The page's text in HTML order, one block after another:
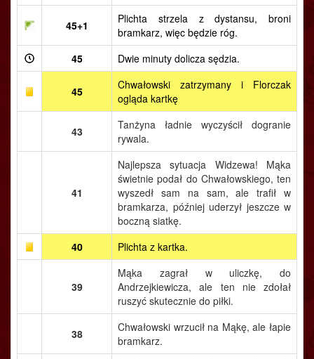
45+1
Plichta strzela z dystansu, broni
bramkarz, więc będzie róg.
45
Dwie minuty dolicza sędzia.
45
Chwałowski zatrzymany i Florczak
ogląda kartkę
43
Tanżyna ładnie wyczyścił dogranie
rywala.
41
Najlepsza sytuacja Widzewa! Mąka
świetnie podał do Chwałowskiego, ten
wyszedł sam na sam, ale trafił w
bramkarza, później uderzył jeszcze w
boczną siatkę.
40
Plichta z kartka.
39
Mąka zagrał w uliczkę, do
Andrzejkiewicza, ale ten nie zdołał
ruszyć skutecznie do piłki.
38
Chwałowski wrzucił na Mąkę, ale łapie
bramkarz.